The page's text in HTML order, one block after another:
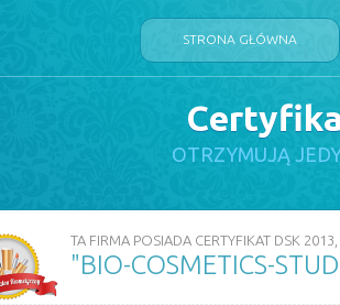
STRONA GŁÓWNA
OTRZYMUJĄ
TA FIRMA POSIADA CERTYFIKAT DSK
"BIO-COSMETICS-